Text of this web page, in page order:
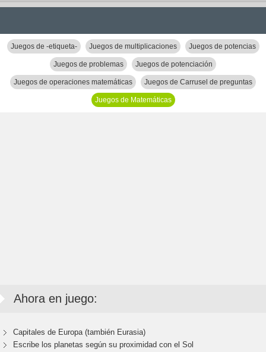
Juegos de -etiqueta- Juegos de multiplicaciones Juegos de potencias
Juegos de problemas Juegos de potenciación
Juegos de operaciones matemáticas Juegos de Carrusel de preguntas
Juegos de Matemáticas
Ahora en juego:
Capitales de Europa (también Eurasia)
Escribe los planetas según su proximidad con el Sol